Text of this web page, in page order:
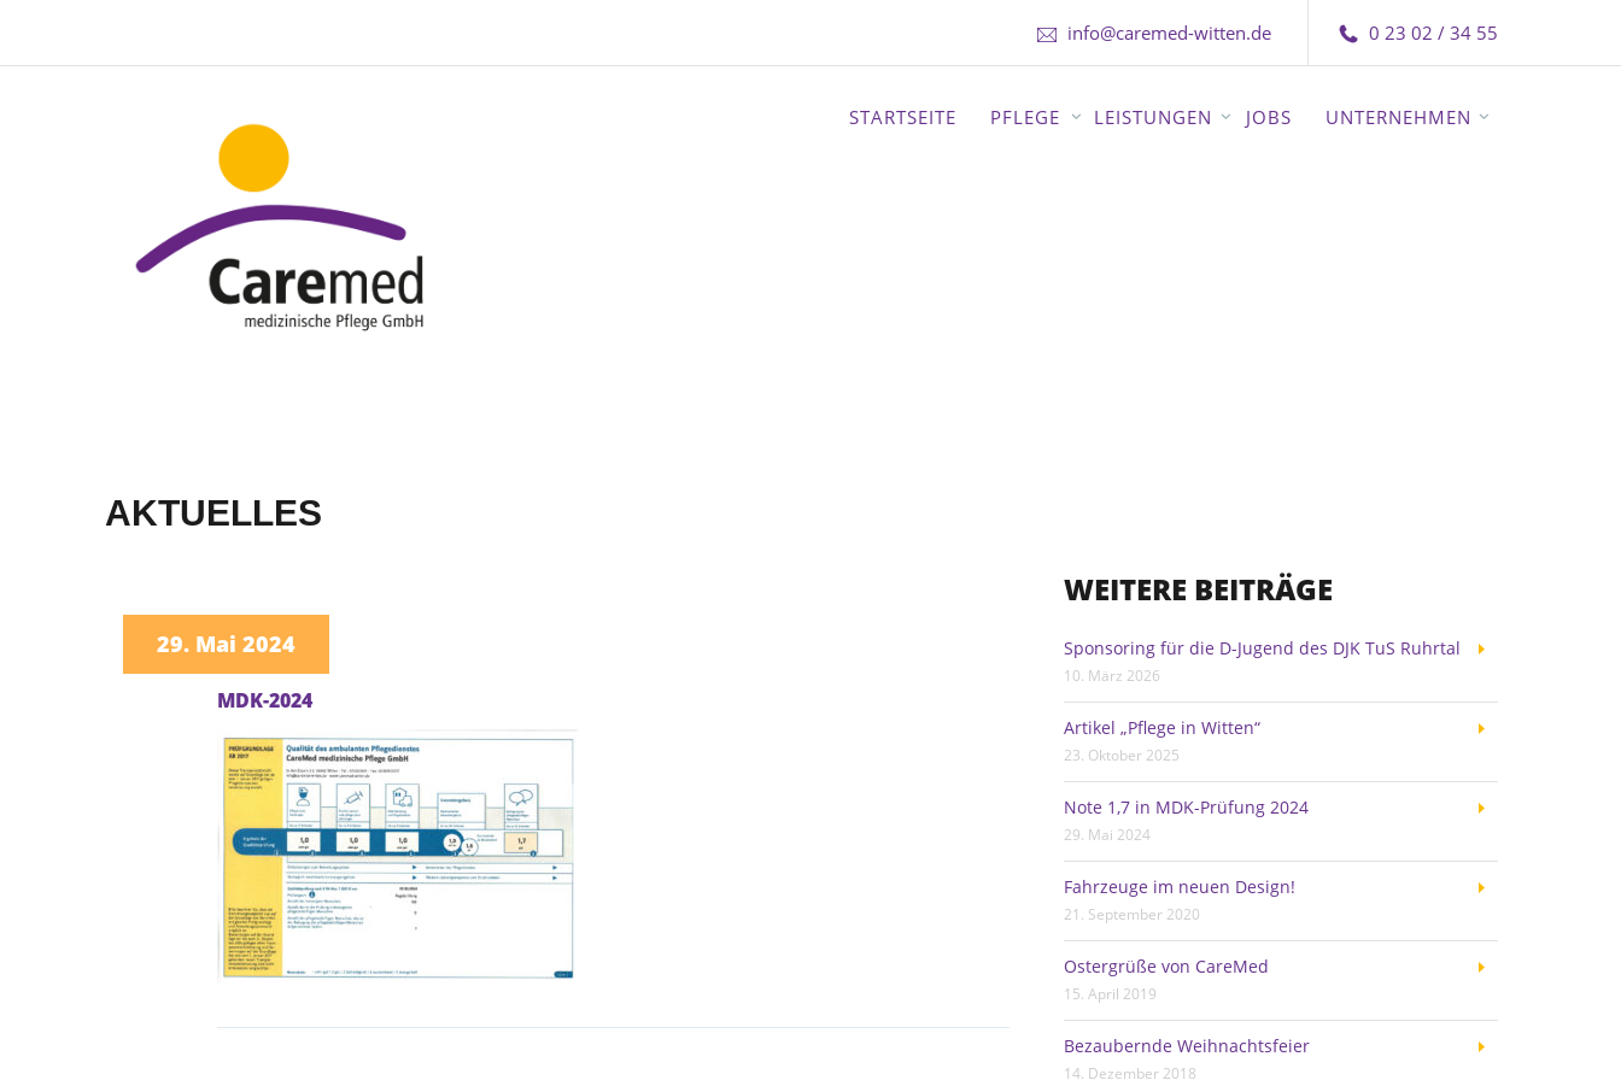
0 23 02 / 34 55
info@caremed-witten.de
STARTSEITE PFLEGE LEISTUNGEN JOBS UNTERNEHMEN
AKTUELLES
29. Mai 2024
MDK-2024
WEITERE BEITRÄGE
Sponsoring für die D-Jugend des DJK TuS Ruhrtal
10. März 2026
Artikel „Pflege in Witten“
23. Oktober 2025
Note 1,7 in MDK-Prüfung 2024
29. Mai 2024
Fahrzeuge im neuen Design!
21. September 2020
Ostergrüße von CareMed
15. April 2019
Bezaubernde Weihnachtsfeier
14. Dezember 2018